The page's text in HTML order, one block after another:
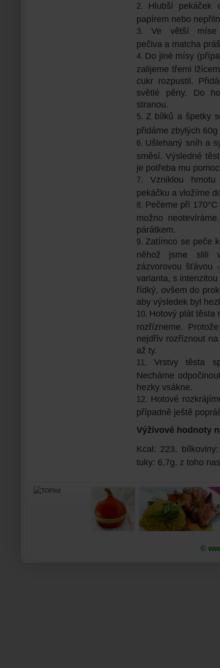
Hlubší
papírem nebo
Ve větší míse
pečiva a matcha
Do jiné mísy
zalijeme třemi
cukr rozpustil.
světlé pěny. Do
stranou.
Z bílků a špetky
přidáme zbylých 60g
Ušlehaný sníh a
směsí. Výsledné
je potřeba mu
Vzniklou
pekáčku a vložíme
Pečeme při
možno
párátkem.
Zatímco se peče
něhož jsme slili
zázvorovou šťávou
varianta, s
řídký, ovšem do
aby výsledek byl
Hotový plát těsta
rozřízneme.
nejdřív rozříznout
až ty.
Vrstvy těsta
Necháme
hezky vsákne.
Hotové
případně ještě
Výživové hodnoty
Kcal: 223,
tuky: 6,7g, z toho
©